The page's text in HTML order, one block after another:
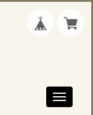
Toggle